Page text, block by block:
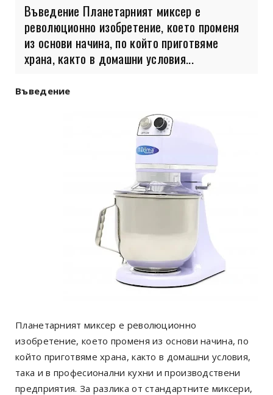
Въведение Планетарният миксер е
революционно изобретение, което променя
из основи начина, по който приготвяме
храна, както в домашни условия...
Въведение
Планетарният миксер е революционно
изобретение, което променя из основи начина, по
който приготвяме храна, както в домашни условия,
така и в професионални кухни и производствени
предприятия. За разлика от стандартните миксери,